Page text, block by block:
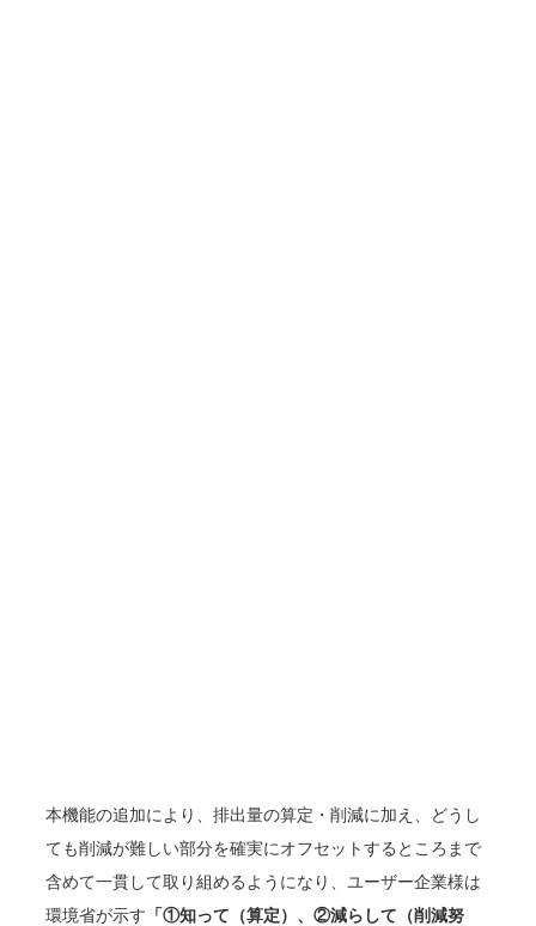
本機能の追加により、排出量の算定・削減に加え、どうし
ても削減が難しい部分を確実にオフセットするところまで
含めて一貫して取り組めるようになり、ユーザー企業様は
環境省が示す 「①知って（算定）、②減らして（削減努